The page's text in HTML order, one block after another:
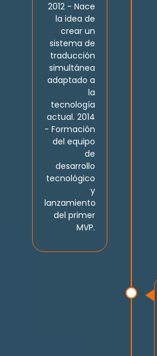
2012 - Nace
la idea de
crear un
sistema de
traducción
simultánea
adaptado a
la
tecnología
actual. 2014
- Formación
del equipo
de
desarrollo
tecnológico
y
lanzamiento
del primer
MVP.